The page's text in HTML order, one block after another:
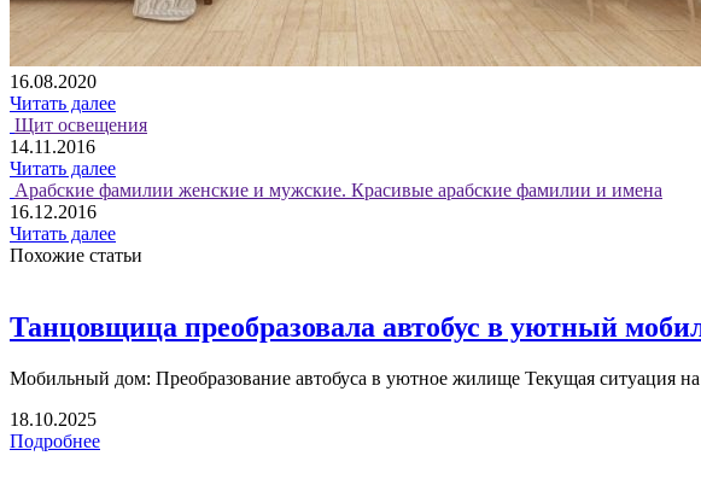
16.08.2020
Читать далее
Щит освещения
14.11.2016
Читать далее
Арабские фамилии женские и мужские. Красивые арабские фамилии и имена
16.12.2016
Читать далее
Похожие статьи
Танцовщица преобразовала автобус в уютный
Мобильный дом: Преобразование автобуса в уютное жилище Текущая ситуация
18.10.2025
Подробнее